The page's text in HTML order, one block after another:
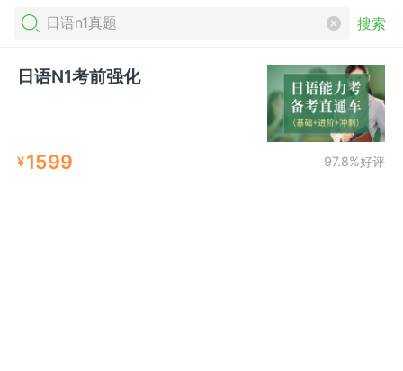
搜索
日语N1考前强化
¥1599 97.8%好评